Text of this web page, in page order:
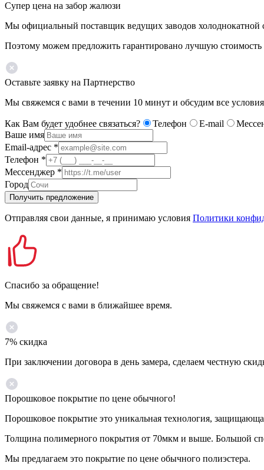
Супер цена на забор жалюзи
Мы официальный поставщик ведущих заводов холоднокатной
Поэтому можем предложить гарантировано лучшую стоимость
Оставьте заявку на Партнерство
Мы свяжемся с вами в течении 10 минут и обсудим все условия
Как Вам будет удобнее связаться? Телефон E-mail
Ваше имя
Email-адрес *
Телефон *
Мессенджер *
Город
Получить предложение
Отправляя свои данные, я принимаю условия Политики
Спасибо за обращение!
Мы свяжемся с вами в ближайшее время.
7% скидка
При заключении договора в день замера, сделаем честную
Порошковое покрытие по цене обычного!
Порошковое покрытие это уникальная технология,
Толщина полимерного покрытия от 70мкм и выше. Большой
Мы предлагаем это покрытие по цене обычного полиэстера.